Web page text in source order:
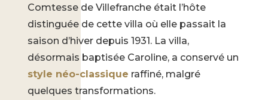
Comtesse de Villefranche était l’hôte
distinguée de cette villa où elle passait la
saison d’hiver depuis 1931. La villa,
désormais baptisée Caroline, a conservé un
style néo-classique raffiné, malgré
quelques transformations.